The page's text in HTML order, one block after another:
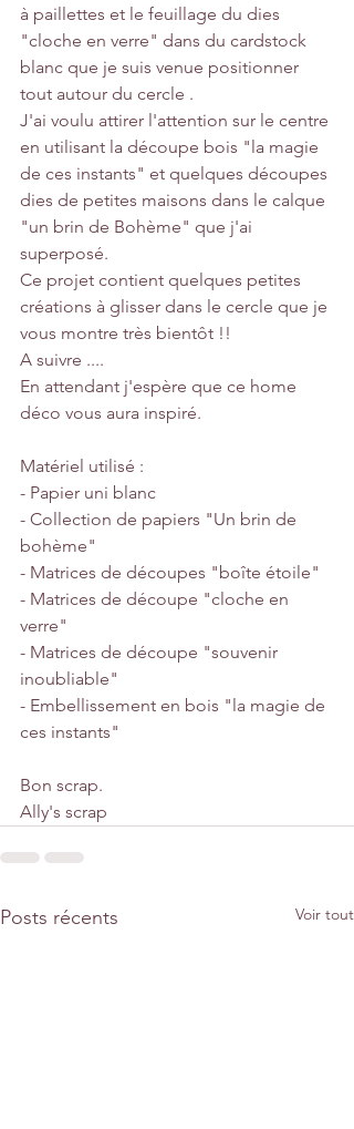
à paillettes et le feuillage du dies
"cloche en verre" dans du cardstock
blanc que je suis venue positionner
tout autour du cercle .
J'ai voulu attirer l'attention sur le centre
en utilisant la découpe bois "la magie
de ces instants" et quelques découpes
dies de petites maisons dans le calque
"un brin de Bohème" que j'ai
superposé.
Ce projet contient quelques petites
créations à glisser dans le cercle que je
vous montre très bientôt !!
A suivre ....
En attendant j'espère que ce home
déco vous aura inspiré.
Matériel utilisé :
- Papier uni blanc
- Collection de papiers "Un brin de
bohème"
- Matrices de découpes "boîte étoile"
- Matrices de découpe "cloche en
verre"
- Matrices de découpe "souvenir
inoubliable"
- Embellissement en bois "la magie de
ces instants"
Bon scrap.
Ally's scrap
Posts récents Voir tout